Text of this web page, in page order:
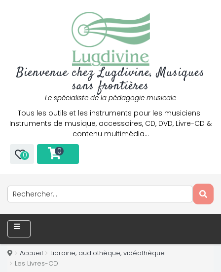
Bienvenue chez Lugdivine, Musiques
sans frontières
Le spécialiste de la pédagogie musicale
Tous les outils et les instruments pour les musiciens :
Instruments de musique, accessoires, CD, DVD, Livre-CD &
contenu multimédia…
0 0
Accueil
Librairie, audiothèque, vidéothèque
Les Livres-CD